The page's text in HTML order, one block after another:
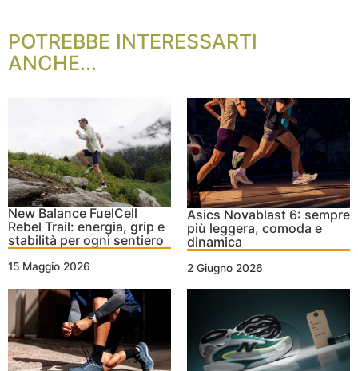
POTREBBE INTERESSARTI
ANCHE...
New Balance FuelCell
Rebel Trail: energia, grip e
stabilità per ogni sentiero
15 Maggio 2026
Asics Novablast 6: sempre
più leggera, comoda e
dinamica
2 Giugno 2026